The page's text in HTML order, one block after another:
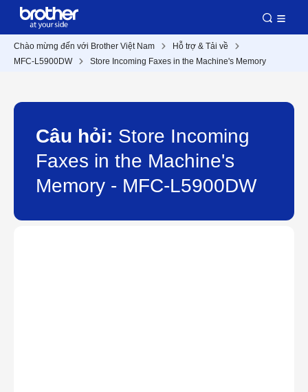
Chào mừng đến với Brother Việt Nam
Hỗ trợ & Tải về
MFC-L5900DW
Store Incoming Faxes in the Machine's Memory
Câu hỏi: Store Incoming
Faxes in the Machine's
Memory - MFC-L5900DW